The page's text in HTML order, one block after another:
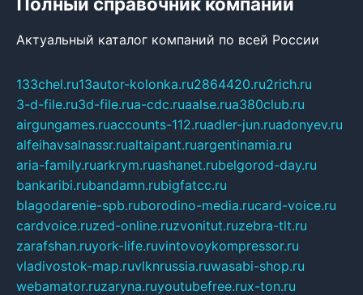
Актуальный каталог компаний по всей России
133chel.ru13autor-kolonka.ru2864420.ru2rich.ru
3-d-file.ru3d-file.rua-cdc.ruaalse.rua380club.ru
airgungames.ruaccounts-112.ruadler-jun.ruadonyev.ru
alfeihavsalnassr.rualtaipant.ruargentinamia.ru
aria-family.ruarkrym.ruashanet.rubelgorod-day.ru
bankaribi.rubandamn.rubigfatcc.ru
blagodarenie-spb.ruborodino-media.rucard-voice.ru
cardvoice.ruzed-online.ruzvonitut.ruzebra-tlt.ru
zarafshan.ruyork-life.ruvintovoykompressor.ru
vladivostok-map.ruvlknrussia.ruwasabi-shop.ru
webamator.ruzaryna.ruyoutubefree.rux-ton.ru